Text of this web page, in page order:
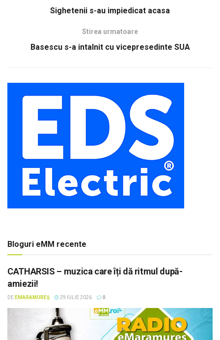
Sighetenii s-au impiedicat acasa
Stirea urmatoare
Basescu s-a intalnit cu vicepresedinte SUA
Bloguri eMM recente
CATHARSIS – muzica care îți dă ritmul după-
amiezii!
DE EMARAMUREȘ 29 IULIE 2026 0